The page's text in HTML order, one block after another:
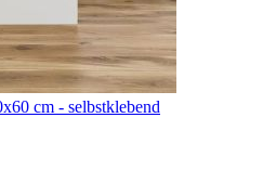
cm - selbstklebend